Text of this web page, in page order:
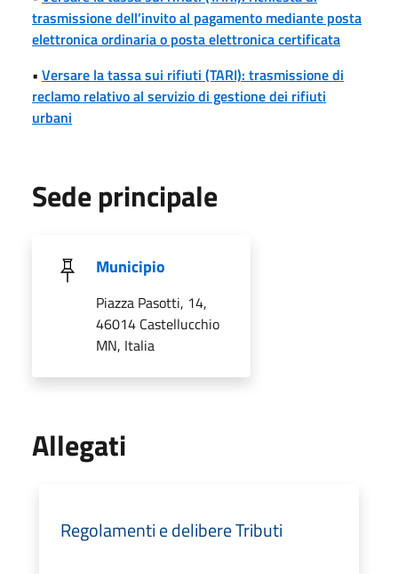
trasmissione dell’invito al pagamento mediante posta
elettronica ordinaria o posta elettronica certificata
• Versare la tassa sui rifiuti (TARI): trasmissione di
reclamo relativo al servizio di gestione dei rifiuti
urbani
Sede principale
Municipio
Piazza Pasotti, 14,
46014 Castellucchio
MN, Italia
Allegati
Regolamenti e delibere Tributi